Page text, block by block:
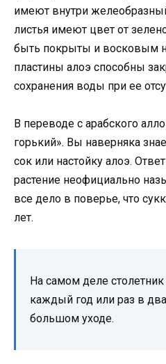
имеют внутри
листья имеют цвет от
быть покрыты и восковым
пластины алоэ способны
сохранения воды при ее
В переводе с арабского
горький». Вы наверняка
сок или настойку алоэ.
растение неофициально
все дело в поверье, что
лет.
На самом деле
каждый год или раз в
большом уходе.